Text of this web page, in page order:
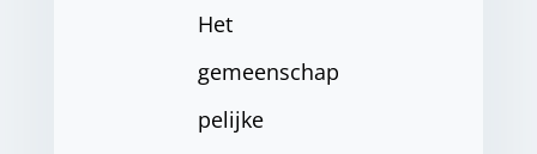
Het
gemeenschap
pelijke